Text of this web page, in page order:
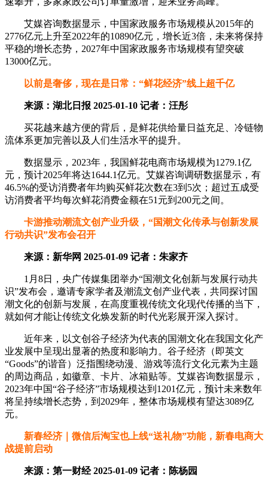
艾媒咨询数据显示，中国家政服务市场规模从2015年的
2776亿元上升至2022年的10890亿元，增长近3倍，未来将保持
平稳的增长态势，2027年中国家政服务市场规模有望突破
13000亿元。
以前是奢侈，现在是日常：“鲜花经济”线上超千亿
来源：湖北日报 2025-01-10 记者：汪彤
买花越来越方便的背后，是鲜花供给量日益充足、冷链物
流体系更加完善以及人们生活水平的提升。
数据显示，2023年，我国鲜花电商市场规模为1279.1亿
元，预计2025年将达1644.1亿元。艾媒咨询调研数据显示，有
46.5%的受访消费者年均购买鲜花次数在3到5次；超过五成受
访消费者平均每次鲜花消费金额在51元到200元之间。
卡游推动潮流文创产业升级，“国潮文化传承与创新发展
行动共识”发布会召开
来源：新华网 2025-01-09 记者：朱家齐
1月8日，央广传媒集团举办“国潮文化创新与发展行动共
识”发布会，邀请专家学者及潮流文创产业代表，共同探讨国
潮文化的创新与发展，在高度重视传统文化现代传播的当下，
就如何才能让传统文化焕发新的时代光彩展开深入探讨。
近年来，以文创谷子经济为代表的国潮文化在我国文化产
业发展中呈现出显著的热度和影响力。谷子经济（即英文
“Goods”的谐音）泛指围绕动漫、游戏等流行文化元素为主题
的周边商品，如徽章、卡片、冰箱贴等。艾媒咨询数据显示，
2023年中国“谷子经济”市场规模达到1201亿元，预计未来数年
将呈持续增长态势，到2029年，整体市场规模有望达3089亿
元。
新春经济｜微信后淘宝也上线“送礼物”功能，新春电商大
战提前启动
来源：第一财经 2025-01-09 记者：陈杨园